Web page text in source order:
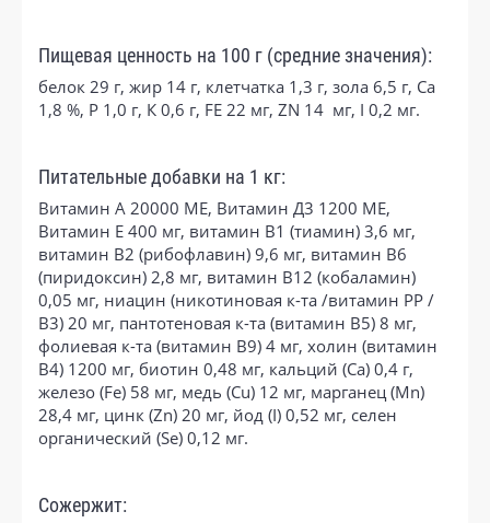
Пищевая ценность на 100 г (средние значения):
белок 29 г, жир 14 г, клетчатка 1,3 г, зола 6,5 г, Са
1,8 %, P 1,0 г, К 0,6 г, FE 22 мг, ZN 14 мг, I 0,2 мг.
Питательные добавки на 1 кг:
Витамин А 20000 МЕ, Витамин Д3 1200 МЕ,
Витамин Е 400 мг, витамин B1 (тиамин) 3,6 мг,
витамин B2 (рибофлавин) 9,6 мг, витамин B6
(пиридоксин) 2,8 мг, витамин B12 (кобаламин)
0,05 мг, ниацин (никотиновая к-та /витамин РР /
В3) 20 мг, пантотеновая к-та (витамин В5) 8 мг,
фолиевая к-та (витамин В9) 4 мг, холин (витамин
В4) 1200 мг, биотин 0,48 мг, кальций (Са) 0,4 г,
железо (Fe) 58 мг, медь (Cu) 12 мг, марганец (Mn)
28,4 мг, цинк (Zn) 20 мг, йод (I) 0,52 мг, селен
органический (Se) 0,12 мг.
Сожержит: